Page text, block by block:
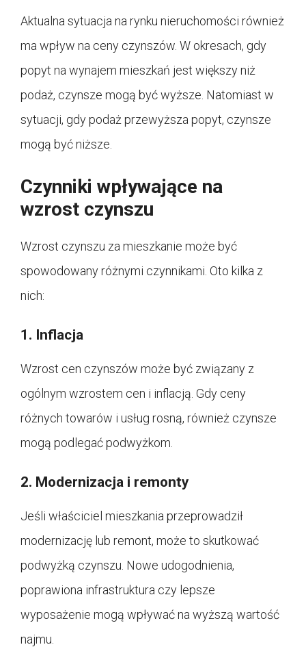
Aktualna sytuacja na rynku nieruchomości również
ma wpływ na ceny czynszów. W okresach, gdy
popyt na wynajem mieszkań jest większy niż
podaż, czynsze mogą być wyższe. Natomiast w
sytuacji, gdy podaż przewyższa popyt, czynsze
mogą być niższe.
Czynniki wpływające na
wzrost czynszu
Wzrost czynszu za mieszkanie może być
spowodowany różnymi czynnikami. Oto kilka z
nich:
1. Inflacja
Wzrost cen czynszów może być związany z
ogólnym wzrostem cen i inflacją. Gdy ceny
różnych towarów i usług rosną, również czynsze
mogą podlegać podwyżkom.
2. Modernizacja i remonty
Jeśli właściciel mieszkania przeprowadził
modernizację lub remont, może to skutkować
podwyżką czynszu. Nowe udogodnienia,
poprawiona infrastruktura czy lepsze
wyposażenie mogą wpływać na wyższą wartość
najmu.